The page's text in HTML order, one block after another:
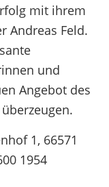
mit ihrem
Andreas Feld.
und
Angebot des
1, 66571
1954